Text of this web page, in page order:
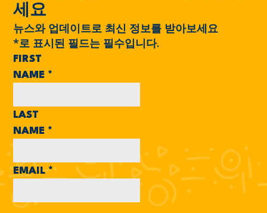
세요
뉴스와 업데이트로 최신 정보를 받아보세요
*로 표시된 필드는 필수입니다.
FIRST
NAME *
LAST
NAME *
EMAIL*